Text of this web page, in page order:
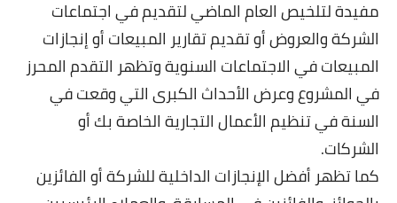
مفيدة لتلخيص العام الماضي لتقديم في اجتماعات
الشركة والعروض أو تقديم تقارير المبيعات أو إنجازات
المبيعات في الاجتماعات السنوية وتظهر التقدم المحرز
في المشروع وعرض الأحداث الكبرى التي وقعت في
السنة في تنظيم الأعمال التجارية الخاصة بك أو
الشركات.
كما تظهر أفضل الإنجازات الداخلية للشركة أو الفائزين